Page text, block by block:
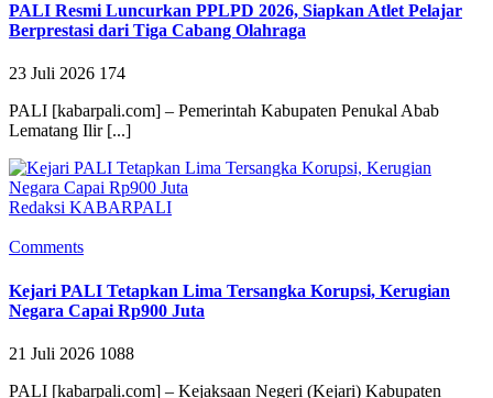
PALI Resmi Luncurkan PPLPD 2026, Siapkan Atlet Pelajar
Berprestasi dari Tiga Cabang Olahraga
23 Juli 2026 174
PALI [kabarpali.com] – Pemerintah Kabupaten Penukal Abab
Lematang Ilir [...]
Redaksi KABARPALI
Comments
Kejari PALI Tetapkan Lima Tersangka Korupsi, Kerugian
Negara Capai Rp900 Juta
21 Juli 2026 1088
PALI [kabarpali.com] – Kejaksaan Negeri (Kejari) Kabupaten